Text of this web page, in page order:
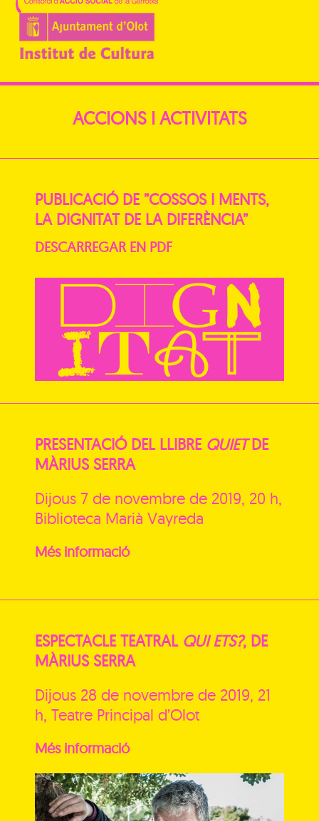
ACCIONS I ACTIVITATS
PUBLICACIÓ DE ”COSSOS I MENTS,
LA DIGNITAT DE LA DIFERÈNCIA”
DESCARREGAR EN PDF
PRESENTACIÓ DEL LLIBRE QUIETDE
MÀRIUS SERRA
Dijous 7 de novembre de 2019, 20 h,
Biblioteca Marià Vayreda
Més informació
ESPECTACLE TEATRAL QUI ETS?, DE
MÀRIUS SERRA
Dijous 28 de novembre de 2019, 21
h, Teatre Principal d’Olot
Més informació